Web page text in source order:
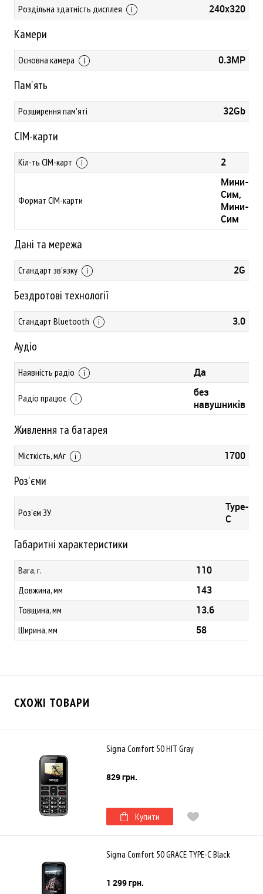
Роздільна здатність дисплея 240х320
Камери
Основна камера 0.3MP
Пам'ять
Розширення пам'яті 32Gb
СІМ-карти
Кіл-ть СІМ-карт 2
Формат СІМ-карти
Мини-
Сим,
Мини-
Сим
Дані та мережа
Стандарт зв'язку 2G
Бездротові технології
Стандарт Bluetooth 3.0
Аудіо
Наявність радіо Да
Радіо працює
без
навушників
Живлення та батарея
Місткість, мАг 1700
Роз'єми
Роз'єм ЗУ
Type-
C
Габаритні характеристики
Вага, г. 110
Довжина, мм 143
Товщина, мм 13.6
Ширина, мм 58
СХОЖІ ТОВАРИ
Sigma Comfort 50 HIT Gray
829 грн.
Купити
Sigma Comfort 50 GRACE TYPE-C Black
1 299 грн.